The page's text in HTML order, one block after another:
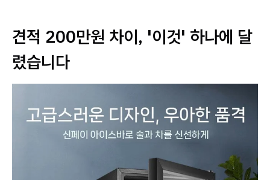
견적 200만원 차이, '이것' 하나에 달
렸습니다